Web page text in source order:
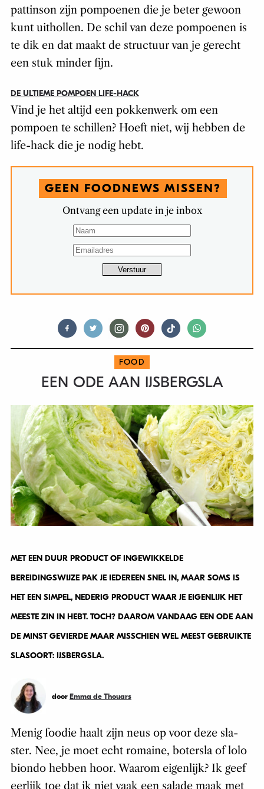
pattinson zijn pompoenen die je beter gewoon
kunt uithollen. De schil van deze pompoenen is
te dik en dat maakt de structuur van je gerecht
een stuk minder fijn.
DE ULTIEME POMPOEN LIFE-HACK
Vind je het altijd een pokkenwerk om een
pompoen te schillen? Hoeft niet, wij hebben de
life-hack die je nodig hebt.
GEEN FOODNEWS MISSEN?
Ontvang een update in je inbox
FOOD
EEN ODE AAN IJSBERGSLA
MET EEN DUUR PRODUCT OF INGEWIKKELDE
BEREIDINGSWIJZE PAK JE IEDEREEN SNEL IN, MAAR SOMS IS
HET EEN SIMPEL, NEDERIG PRODUCT WAAR JE EIGENLIJK HET
MEESTE ZIN IN HEBT. TOCH? DAAROM VANDAAG EEN ODE AAN
DE MINST GEVIERDE MAAR MISSCHIEN WEL MEEST GEBRUIKTE
SLASOORT: IJSBERGSLA.
door Emma de Thouars
Menig foodie haalt zijn neus op voor deze sla-
ster. Nee, je moet echt romaine, botersla of lolo
biondo hebben hoor. Waarom eigenlijk? Ik geef
eerlijk toe dat ik niet vaak een salade maak met